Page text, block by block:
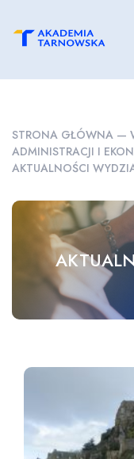
STRONA GŁÓWNA —
ADMINISTRACJI I
AKTUALNOŚCI